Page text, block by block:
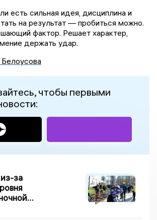
есть сильная идея, дисциплина и
на результат — пробиться можно.
фактор. Решает характер,
держать удар.
Белоусова
чтобы первыми
за